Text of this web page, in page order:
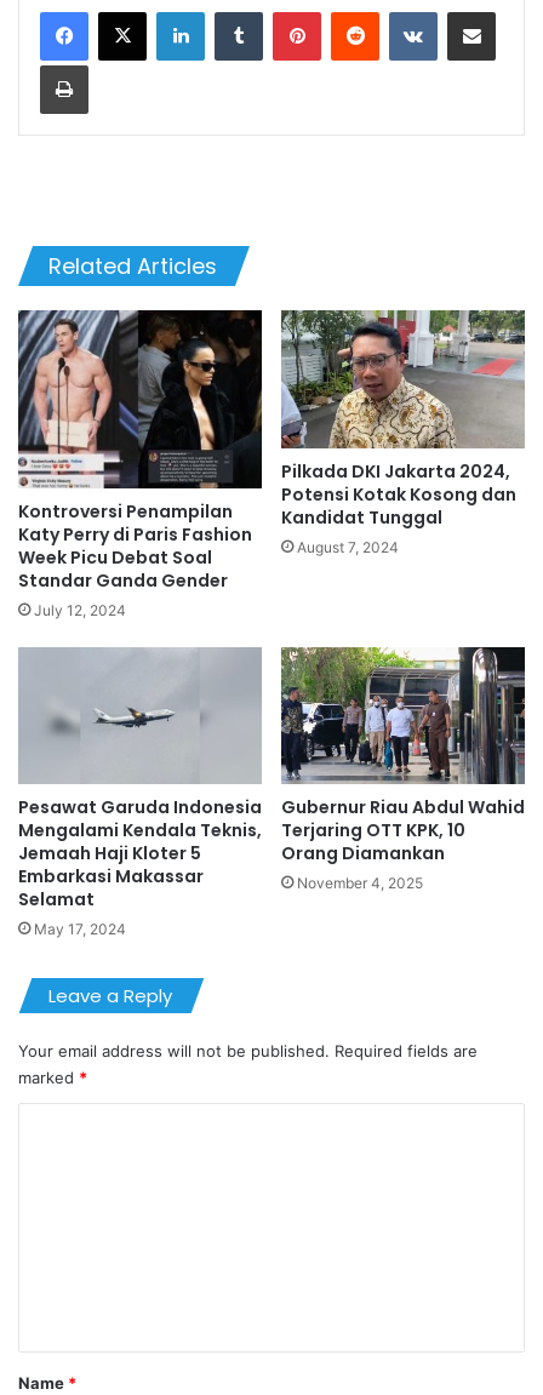
LinkedInTumblr PinterestReddit VKontakteShare via Email
Print
Related Articles
Kontroversi Penampilan
Katy Perry di Paris Fashion
Week Picu Debat Soal
Standar Ganda Gender
July 12, 2024
Pilkada DKI Jakarta 2024,
Potensi Kotak Kosong dan
Kandidat Tunggal
August 7, 2024
Pesawat Garuda Indonesia
Mengalami Kendala Teknis,
Jemaah Haji Kloter 5
Embarkasi Makassar
Selamat
May 17, 2024
Gubernur Riau Abdul Wahid
Terjaring OTT KPK, 10
Orang Diamankan
November 4, 2025
Leave a Reply
Your email address will not be published. Required fields are
marked *
*
Name *